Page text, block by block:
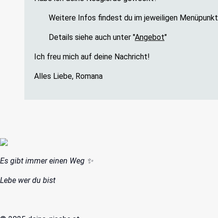
Weitere Infos findest du im jeweiligen
Details siehe auch unter "Angebot"
Ich freu mich auf deine Nachricht!
Alles Liebe, Romana
Es gibt immer einen Weg ✨️
Lebe wer du bist